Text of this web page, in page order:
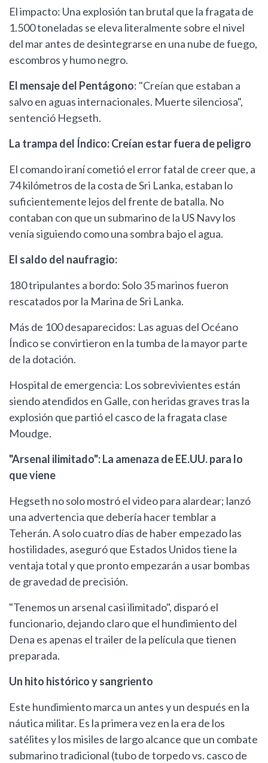
El impacto: Una explosión tan brutal que la fragata de
1.500 toneladas se eleva literalmente sobre el nivel
del mar antes de desintegrarse en una nube de fuego,
escombros y humo negro.
El mensaje del Pentágono: "Creían que estaban a
salvo en aguas internacionales. Muerte silenciosa",
sentenció Hegseth.
La trampa del Índico: Creían estar fuera de peligro
El comando iraní cometió el error fatal de creer que, a
74 kilómetros de la costa de Sri Lanka, estaban lo
suficientemente lejos del frente de batalla. No
contaban con que un submarino de la US Navy los
venía siguiendo como una sombra bajo el agua.
El saldo del naufragio:
180 tripulantes a bordo: Solo 35 marinos fueron
rescatados por la Marina de Sri Lanka.
Más de 100 desaparecidos: Las aguas del Océano
Índico se convirtieron en la tumba de la mayor parte
de la dotación.
Hospital de emergencia: Los sobrevivientes están
siendo atendidos en Galle, con heridas graves tras la
explosión que partió el casco de la fragata clase
Moudge.
"Arsenal ilimitado": La amenaza de EE.UU. para lo
que viene
Hegseth no solo mostró el video para alardear; lanzó
una advertencia que debería hacer temblar a
Teherán. A solo cuatro días de haber empezado las
hostilidades, aseguró que Estados Unidos tiene la
ventaja total y que pronto empezarán a usar bombas
de gravedad de precisión.
"Tenemos un arsenal casi ilimitado", disparó el
funcionario, dejando claro que el hundimiento del
Dena es apenas el trailer de la película que tienen
preparada.
Un hito histórico y sangriento
Este hundimiento marca un antes y un después en la
náutica militar. Es la primera vez en la era de los
satélites y los misiles de largo alcance que un combate
submarino tradicional (tubo de torpedo vs. casco de